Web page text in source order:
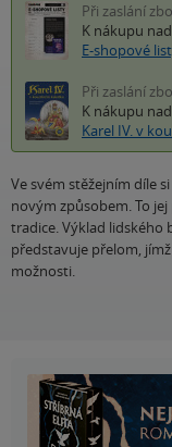
Při zaslání
K nákupu
E-shopové
Při zaslání
K nákupu
Karel IV. v
Ve svém stěžejním díle
novým způsobem. To
tradice. Výklad lidského
představuje přelom,
možnosti.